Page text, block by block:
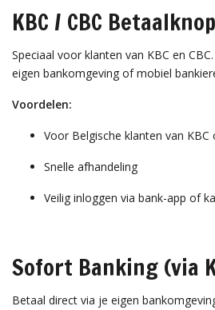
KBC / CBC Betaalknop
Speciaal voor klanten van KBC en
eigen bankomgeving of mobiel
Voordelen:
Voor Belgische klanten van KBC
Snelle afhandeling
Veilig inloggen via bank-app of
Sofort Banking (via
Betaal direct via je eigen